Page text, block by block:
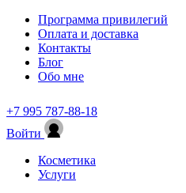
Программа привилегий
Оплата и доставка
Контакты
Блог
Обо мне
+7 995 787-88-18
Войти
Косметика
Услуги